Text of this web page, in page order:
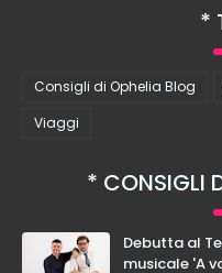
Consigli di Ophelia Blog
Viaggi
CONSIGLI
Debutta al
musicale 'A